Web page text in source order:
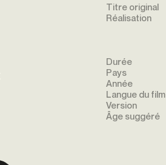
Titre original
Réalisation
Durée
Pays
Année
Langue du film
Version
Âge suggéré